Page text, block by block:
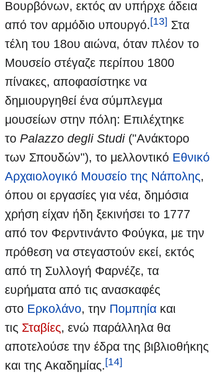
Βουρβόνων, εκτός αν υπήρχε άδεια
από τον αρμόδιο υπουργό.[13] Στα
τέλη του 18ου αιώνα, όταν πλέον το
Μουσείο στέγαζε περίπου 1800
πίνακες, αποφασίστηκε να
δημιουργηθεί ένα σύμπλεγμα
μουσείων στην πόλη: Επιλέχτηκε
το Palazzo degli Studi ("Ανάκτορο
των Σπουδών"), το μελλοντικό Εθνικό
Αρχαιολογικό Μουσείο της Νάπολης,
όπου οι εργασίες για νέα, δημόσια
χρήση είχαν ήδη ξεκινήσει το 1777
από τον Φερντινάντο Φούγκα, με την
πρόθεση να στεγαστούν εκεί, εκτός
από τη Συλλογή Φαρνέζε, τα
ευρήματα από τις ανασκαφές
στο Ερκολάνο, την Πομπηία και
τις Σταβίες, ενώ παράλληλα θα
αποτελούσε την έδρα της βιβλιοθήκης
και της Ακαδημίας.[14]